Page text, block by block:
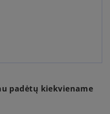
padėtų kiekviename